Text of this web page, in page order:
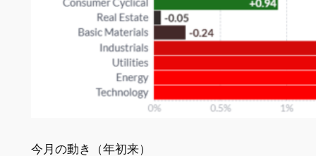
今月の動き（年初来）